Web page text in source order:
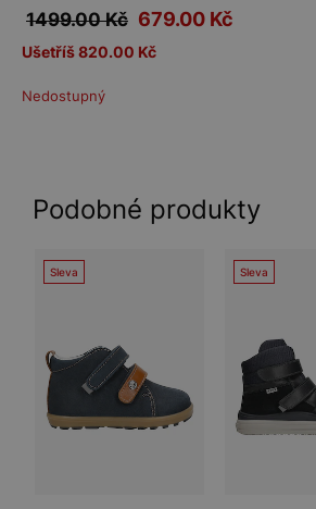
1499.00 Kč 679.00 Kč
Ušetříš 820.00 Kč
Nedostupný
Podobné produkty
Sleva Sleva